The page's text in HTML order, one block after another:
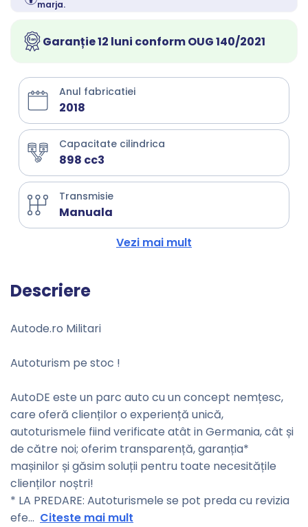
marja.
Garanție 12 luni conform OUG 140/2021
Anul fabricatiei
2018
Capacitate cilindrica
898 cc3
Transmisie
Manuala
Vezi mai mult
Descriere
Autode.ro Militari
Autoturism pe stoc !
AutoDE este un parc auto cu un concept nemțesc,
care oferă clienților o experiență unică,
autoturismele fiind verificate atât in Germania, cât și
de către noi; oferim transparență, garanția*
mașinilor și găsim soluții pentru toate necesitățile
clienților noștri!
* LA PREDARE: Autoturismele se pot preda cu revizia
efe... Citeste mai mult